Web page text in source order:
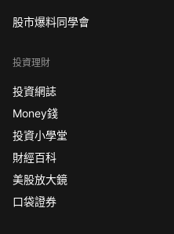
股市爆料同學會
投資理財
投資網誌
Money錢
投資小學堂
財經百科
美股放大鏡
口袋證券